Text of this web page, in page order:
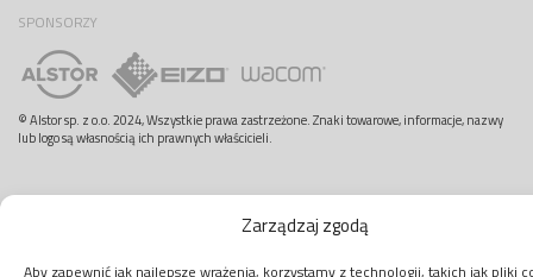
Zarządzaj zgodą
Aby zapewnić jak najlepsze wrażenia, korzystamy z technologii, takich jak pliki
SPONSORZY
© Alstor sp. z o.o. 2024, Wszystkie prawa zastrzeżone. Znaki towarowe, informacje, nazwy
lub logo są własnością ich prawnych właścicieli.